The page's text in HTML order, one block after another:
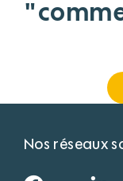
Nos réseaux